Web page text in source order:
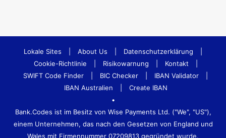
Lokale Sites About Us Datenschutzerklärung
Cookie-Richtlinie
Risikowarnung Kontakt
SWIFT Code Finder
BIC Checker IBAN Validator
IBAN Australien
Create IBAN
•
Bank.Codes ist im Besitz von Wise Payments Ltd. ("We", "US"),
einem Unternehmen, das nach den Gesetzen von England und
Wales mit Firmennummer 07209813 gegründet wurde.